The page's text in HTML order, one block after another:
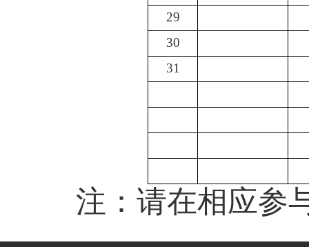
29
30
31
注：请在相应参